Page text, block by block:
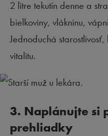
2 litre tekutín denne a
bielkoviny, vlákninu,
Jednoduchá
vitalitu.
3. Naplánujte si
prehliadky